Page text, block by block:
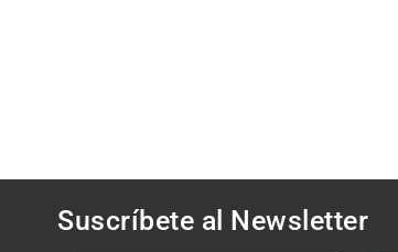
Suscríbete al Newsletter